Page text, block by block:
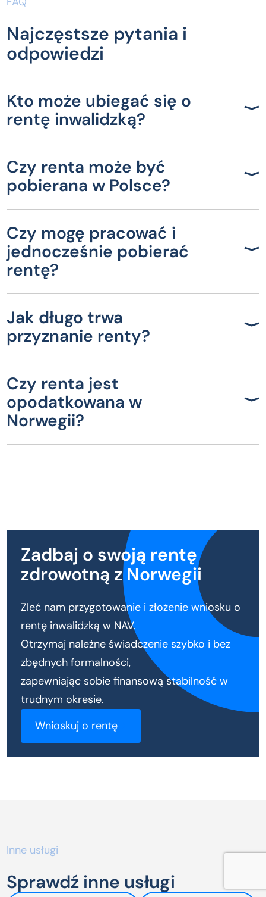
Najczęstsze pytania i
odpowiedzi
Kto może ubiegać się o
rentę inwalidzką?
Czy renta może być
pobierana w Polsce?
Czy mogę pracować i
jednocześnie pobierać
rentę?
Jak długo trwa
przyznanie renty?
Czy renta jest
opodatkowana w
Norwegii?
Zadbaj o swoją rentę
zdrowotną z Norwegii
Zleć nam przygotowanie i złożenie wniosku o
rentę inwalidzką w NAV.
Otrzymaj należne świadczenie szybko i bez
zbędnych formalności,
zapewniając sobie finansową stabilność w
trudnym okresie.
Wnioskuj o rentę
Inne usługi
Sprawdź inne usługi